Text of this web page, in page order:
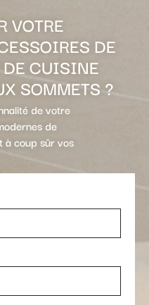
VOTRE
DE
CUISINE
SOMMETS ?
de votre
de
à coup sûr vos